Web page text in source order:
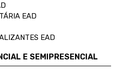
EAD
EAD
E SEMIPRESENCIAL